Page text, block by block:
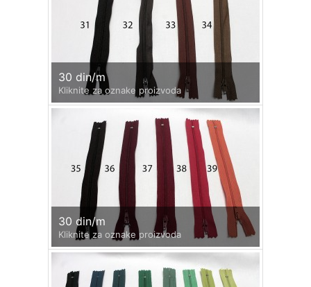
30 din/m
Kliknite za oznake proizvoda
30 din/m
Kliknite za oznake proizvoda